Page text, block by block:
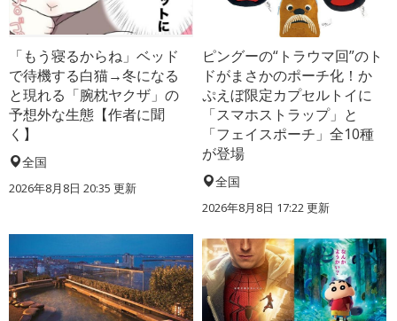
「もう寝るからね」ベッド
で待機する白猫→冬になる
と現れる「腕枕ヤクザ」の
予想外な生態【作者に聞
く】
全国
2026年8月8日 20:35 更新
ピングーの“トラウマ回”のト
ドがまさかのポーチ化！か
ぷえぼ限定カプセルトイに
「スマホストラップ」と
「フェイスポーチ」全10種
が登場
全国
2026年8月8日 17:22更新